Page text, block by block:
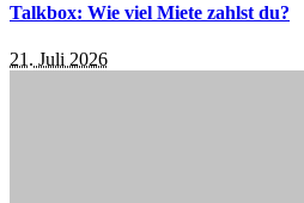
Talkbox: Wie viel Miete zahlst du?
21. Juli 2026